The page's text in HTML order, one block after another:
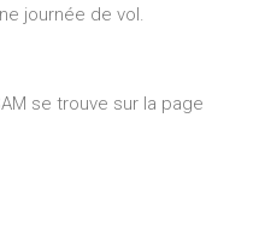
journée de vol.
se trouve sur la page